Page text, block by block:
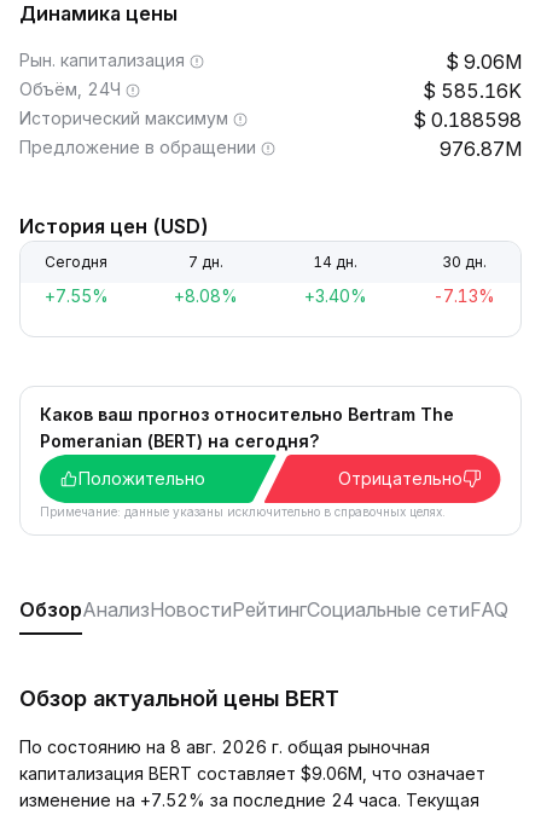
Динамика цены
Рын. капитализация 9.06M
Объём, 24Ч 585.16K
Исторический максимум 0.188598
Предложение в обращении 976.87M
История цен (USD)
Сегодня 7 дн. 14 дн. 30 дн.
+7.55% +8.08% +3.40% -7.13%
Каков ваш прогноз относительно Bertram The
Pomeranian (BERT) на сегодня?
Положительно
Отрицательно
Примечание: данные указаны исключительно в справочных целях.
ОбзорАнализНовостиРейтингСоциальные сетиFAQ
Обзор актуальной цены BERT
По состоянию на 8 авг. 2026 г. общая рыночная
капитализация BERT составляет $9.06M, что означает
изменение на +7.52% за последние 24 часа. Текущая